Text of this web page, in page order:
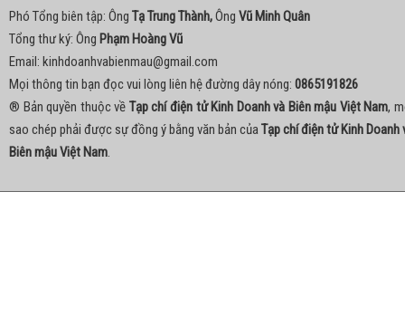
Phó Tổng biên tập: Ông Tạ Trung Thành,Ông Vũ Minh Quân
Tổng thư ký: Ông Phạm Hoàng Vũ
Email: kinhdoanhvabienmau@gmail.com
Mọi thông tin bạn đọc vui lòng liên hệ đường dây nóng: 0865191826
® Bản quyền thuộc về Tạp chí điện tử Kinh Doanh và Biên mậu Việt Nam,
sao chép phải được sự đồng ý bằng văn bản củaTạp chí điện tử Kinh Doanh
Biên mậu Việt Nam.